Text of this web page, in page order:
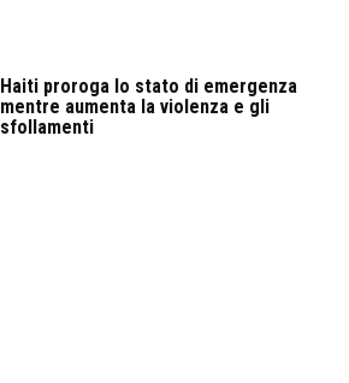
Haiti proroga lo stato di emergenza
mentre aumenta la violenza e gli
sfollamenti